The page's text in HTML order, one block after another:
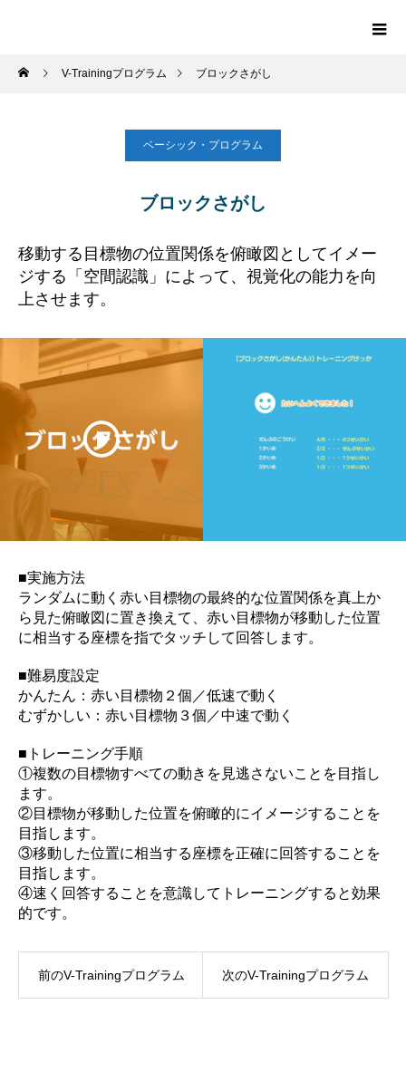
V-Trainingプログラム ブロックさがし
ベーシック・プログラム
ブロックさがし
移動する目標物の位置関係を俯瞰図としてイメー
ジする 「空間認識」によって、視覚化の能力を向
上させます。
■実施方法
ランダムに動く赤い目標物の最終的な位置関係を真上か
ら見た俯瞰図に置き換えて、赤い 目標物が移動した位置
に相当する座標を指でタッチして 回答します。
■難易度設定
かんたん：赤い目標物２個／低速で動く
むずかしい： 赤い 目標物３個／中速で動く
■トレーニング手順
①複数の目標物すべての動きを見逃さないことを目指し
ます。
②目標物が移動した位置を俯瞰的にイメージすることを
目指します。
③移動した位置に相当する座標を正確に回答することを
目指します。
④速く回答することを意識してトレーニングすると効果
的です。
前のV-Trainingプログラム 次のV-Trainingプログラム